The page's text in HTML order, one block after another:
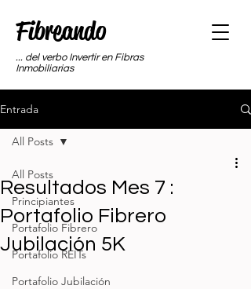
Fibreando
... del verbo Invertir en Fibras
Inmobiliarias
Entrada
All Posts
Principiantes
Portafolio Fibrero
Portafolio REITs
Portafolio Jubilación
All Posts
Resultados Mes 7 :
Portafolio Fibrero
Jubilación 5K